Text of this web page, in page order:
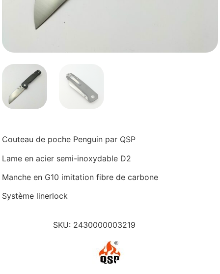
Couteau de poche Penguin par QSP
Lame en acier semi-inoxydable D2
Manche en G10 imitation fibre de carbone
Système linerlock
SKU: 2430000003219